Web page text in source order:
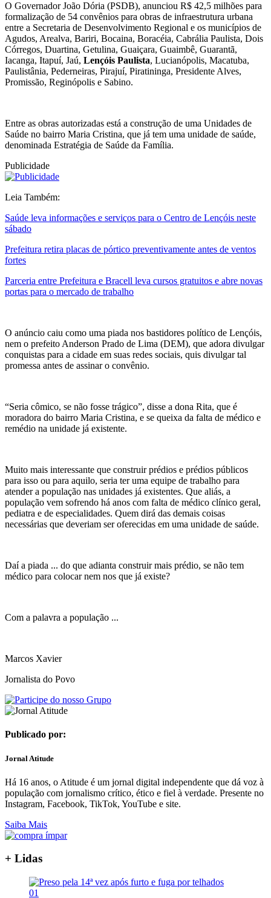
O Governador João Dória (PSDB), anunciou R$ 42,5 milhões para
formalização de 54 convênios para obras de infraestrutura urbana
entre a Secretaria de Desenvolvimento Regional e os municípios de
Agudos, Arealva, Bariri, Bocaina, Boracéia, Cabrália Paulista, Dois
Córregos, Duartina, Getulina, Guaiçara, Guaimbê, Guarantã,
Iacanga, Itapuí, Jaú, Lençóis Paulista, Lucianópolis, Macatuba,
Paulistânia, Pederneiras, Pirajuí, Piratininga, Presidente Alves,
Promissão, Reginópolis e Sabino.
Entre as obras autorizadas está a construção de uma Unidades de
Saúde no bairro Maria Cristina, que já tem uma unidade de saúde,
denominada Estratégia de Saúde da Família.
Publicidade
Leia Também:
Saúde leva informações e serviços para o Centro de Lençóis neste
sábado
Prefeitura retira placas de pórtico preventivamente antes de ventos
fortes
Parceria entre Prefeitura e Bracell leva cursos gratuitos e abre novas
portas para o mercado de trabalho
O anúncio caiu como uma piada nos bastidores político de Lençóis,
nem o prefeito Anderson Prado de Lima (DEM), que adora divulgar
conquistas para a cidade em suas redes sociais, quis divulgar tal
promessa antes de assinar o convênio.
“Seria cômico, se não fosse trágico”, disse a dona Rita, que é
moradora do bairro Maria Cristina, e se queixa da falta de médico e
remédio na unidade já existente.
Muito mais interessante que construir prédios e prédios públicos
para isso ou para aquilo, seria ter uma equipe de trabalho para
atender a população nas unidades já existentes. Que aliás, a
população vem sofrendo há anos com falta de médico clínico geral,
pediatra e de especialidades. Quem dirá das demais coisas
necessárias que deveriam ser oferecidas em uma unidade de saúde.
Daí a piada ... do que adianta construir mais prédio, se não tem
médico para colocar nem nos que já existe?
Com a palavra a população ...
Marcos Xavier
Jornalista do Povo
Publicado por:
Jornal Atitude
Há 16 anos, o Atitude é um jornal digital independente que dá voz à
população com jornalismo crítico, ético e fiel à verdade. Presente no
Instagram, Facebook, TikTok, YouTube e site.
Saiba Mais
+ Lidas
01